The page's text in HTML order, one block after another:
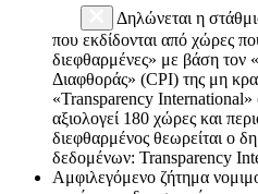
Δηλώνεται η
που εκδίδονται από χώρες
διεφθαρμένες» με βάση τον
Διαφθοράς» (CPI) της μη
«Transparency International»
αξιολογεί 180 χώρες και
διεφθαρμένος θεωρείται ο
δεδομένων: Transparency
Αμφιλεγόμενο ζήτημα